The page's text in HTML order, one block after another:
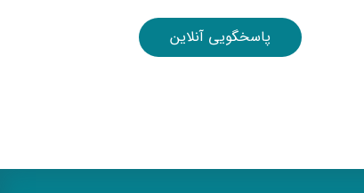
پاسخگویی آنلاین